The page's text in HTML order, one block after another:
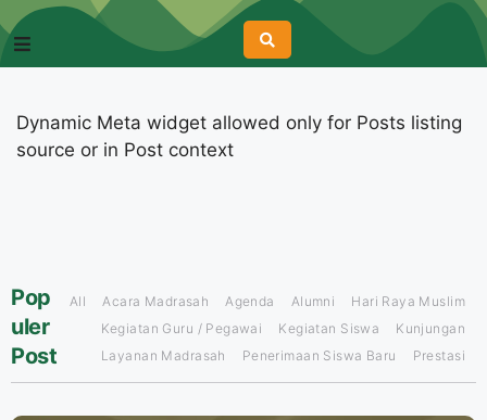
Dynamic Meta widget allowed only for Posts listing
source or in Post context
Pop
uler
Post
All Acara Madrasah Agenda Alumni
Hari Raya Muslim
Kegiatan Guru / Pegawai
Kegiatan Siswa
Kunjungan
Layanan Madrasah
Penerimaan Siswa Baru Prestasi